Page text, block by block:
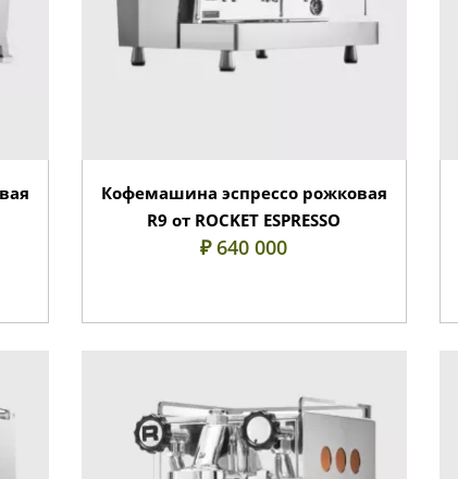
Кофемашина эспрессо рожковая
R9 от ROCKET ESPRESSO
₽ 640 000